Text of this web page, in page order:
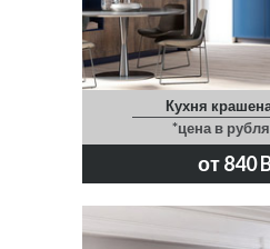
Кухня
*цена в
от 840